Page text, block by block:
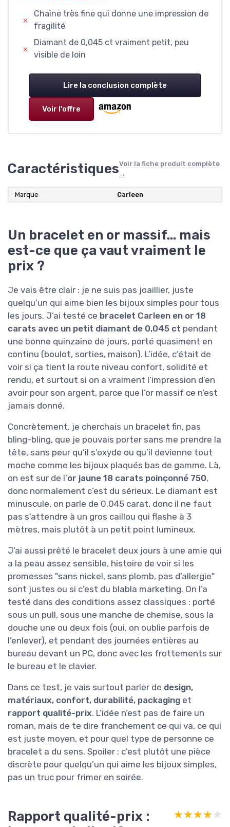
Chaîne très fine qui donne une impression de
fragilité
Diamant de 0,045 ct vraiment petit, peu
visible de loin
Lire la conclusion complète
Voir l'offre
CaractéristiquesVoir la fiche produit complète
→
Marque Carleen
Un bracelet en or massif… mais
est-ce que ça vaut vraiment le
prix ?
Je vais être clair : je ne suis pas joaillier, juste
quelqu’un qui aime bien les bijoux simples pour tous
les jours. J’ai testé ce bracelet Carleen en or 18
carats avec un petit diamant de 0,045 ct pendant
une bonne quinzaine de jours, porté quasiment en
continu (boulot, sorties, maison). L’idée, c’était de
voir si ça tient la route niveau confort, solidité et
rendu, et surtout si on a vraiment l’impression d’en
avoir pour son argent, parce que l’or massif ce n’est
jamais donné.
Concrètement, je cherchais un bracelet fin, pas
bling-bling, que je pouvais porter sans me prendre la
tête, sans peur qu’il s’oxyde ou qu’il devienne tout
moche comme les bijoux plaqués bas de gamme. Là,
on est sur de l’or jaune 18 carats poinçonné 750,
donc normalement c’est du sérieux. Le diamant est
minuscule, on parle de 0,045 carat, donc il ne faut
pas s’attendre à un gros caillou qui flashe à 3
mètres, mais plutôt à un petit point lumineux.
J’ai aussi prêté le bracelet deux jours à une amie qui
a la peau assez sensible, histoire de voir si les
promesses "sans nickel, sans plomb, pas d’allergie"
sont justes ou si c’est du blabla marketing. On l’a
testé dans des conditions assez classiques : porté
sous un pull, sous une manche de chemise, sous la
douche une ou deux fois (oui, on oublie parfois de
l’enlever), et pendant des journées entières au
bureau devant un PC, donc avec les frottements sur
le bureau et le clavier.
Dans ce test, je vais surtout parler de design,
matériaux, confort, durabilité, packaging et
rapport qualité-prix. L’idée n’est pas de faire un
roman, mais de te dire franchement ce qui va, ce qui
est juste moyen, et pour quel type de personne ce
bracelet a du sens. Spoiler : c’est plutôt une pièce
discrète pour quelqu’un qui aime les bijoux simples,
pas un truc pour frimer en soirée.
Rapport qualité-prix :
★★★★★
★★★★★